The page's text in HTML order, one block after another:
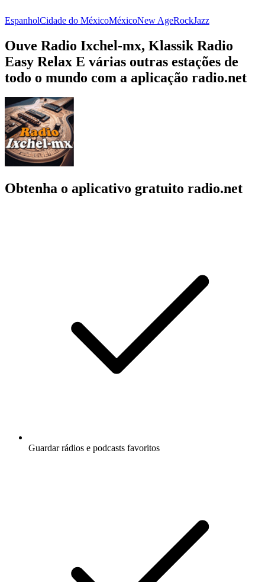
EspanholCidade do MéxicoMéxicoNew AgeRockJazz
Ouve Radio Ixchel-mx, Klassik Radio
Easy Relax E várias outras estações de
todo o mundo com a aplicação radio.net
Obtenha o aplicativo gratuito radio.net
Guardar rádios e podcasts favoritos